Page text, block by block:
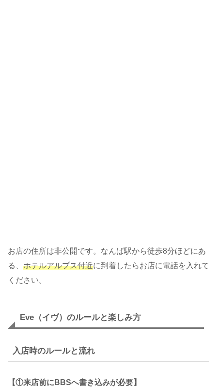
お店の住所は非公開です。なんば駅から徒歩8分ほどにあ
る、 ホテルアルプス付近に到着したらお店に電話を入れて
ください。
Eve（イヴ）のルールと楽しみ方
入店時のルールと流れ
【①来店前にBBSへ書き込みが必要】